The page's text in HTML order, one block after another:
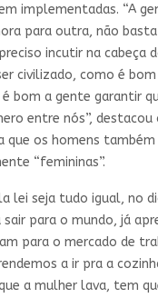
implementadas. “A
para outra, não
incutir na cabeça
civilizado, como é
bom a gente garantir
entre nós”, destacou
que os homens também
“femininas”.
lei seja tudo igual, no
sair para o mundo, já
para o mercado de
a ir pra a
a mulher lava, tem